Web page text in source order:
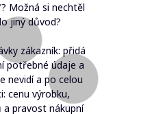
Možná si nechtěl
jiný důvod?
zákazník: přidá
potřebné údaje a
nevidí a po celou
cenu výrobku,
a pravost nákupní